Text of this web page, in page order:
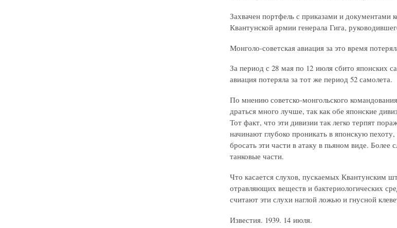
Захвачен портфель с приказами и
Квантунской армии генерала Гига,
Монголо-советская авиация за это время
За период с 28 мая по 12 июля сбито японских
авиация потеряла за тот же период 52 самолета.
По мнению советско-монгольского
драться много лучше, так как обе японские
Тот факт, что эти дивизии так легко терпят
начинают глубоко проникать в японскую
бросать эти части в атаку в пьяном виде. Более
танковые части.
Что касается слухов, пускаемых Квантунским
отравляющих веществ и бактериологических
считают эти слухи наглой ложью и гнусной
Известия. 1939. 14 июля.